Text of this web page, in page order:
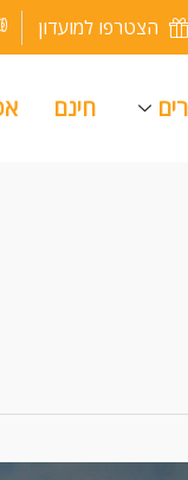
הצטרפו למועדון
חינם